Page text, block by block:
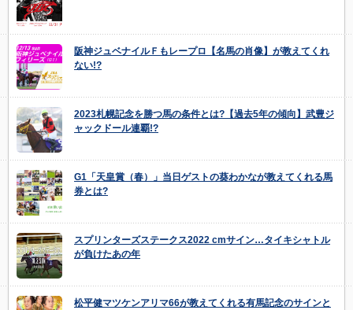
阪神ジュベナイルＦもレープロ【名馬の肖像】が教えてくれ
ない!?
2023札幌記念を勝つ馬の条件とは?【過去5年の傾向】武豊ジ
ャックドール連覇!?
G1「天皇賞（春）」当日ゲストの葵わかなが教えてくれる馬
券とは?
スプリンターズステークス2022 cmサイン…タイキシャトル
が負けたあの年
松平健マツケンアリマ66が教えてくれる有馬記念のサインと